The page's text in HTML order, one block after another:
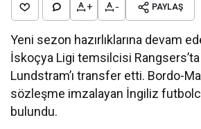
+ - PAYLAŞ
Yeni sezon hazırlıklarına devam
İskoçya Ligi temsilcisi
Lundstram’ı transfer etti. Bordo-
sözleşme imzalayan İngiliz
bulundu.